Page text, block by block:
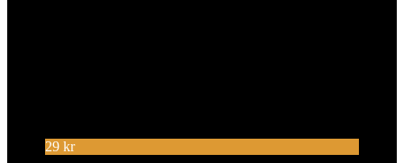
29 kr